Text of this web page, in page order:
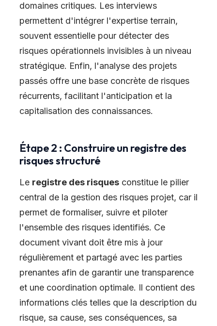
domaines critiques. Les interviews
permettent d'intégrer l'expertise terrain,
souvent essentielle pour détecter des
risques opérationnels invisibles à un niveau
stratégique. Enfin, l'analyse des projets
passés offre une base concrète de risques
récurrents, facilitant l'anticipation et la
capitalisation des connaissances.
Étape 2 : Construire un registre des
risques structuré
Le registre des risques constitue le pilier
central de la gestion des risques projet, car il
permet de formaliser, suivre et piloter
l'ensemble des risques identifiés. Ce
document vivant doit être mis à jour
régulièrement et partagé avec les parties
prenantes afin de garantir une transparence
et une coordination optimale. Il contient des
informations clés telles que la description du
risque, sa cause, ses conséquences, sa